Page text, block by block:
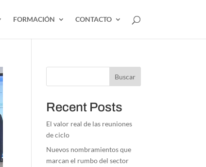
FORMACIÓN CONTACTO
Buscar
Recent Posts
El valor real de las reuniones
de ciclo
Nuevos nombramientos que
marcan el rumbo del sector